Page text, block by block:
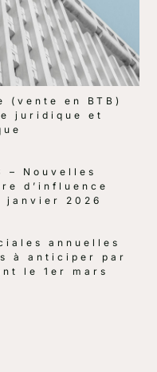
(vente en BTB)
juridique et
– Nouvelles
d’influence
janvier 2026
annuelles
à anticiper par
le 1er mars